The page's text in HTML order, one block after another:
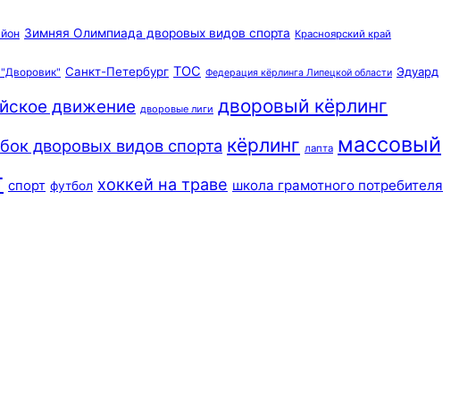
Зимняя Олимпиада дворовых видов спорта Красноярский край
Санкт-Петербург ТОС Федерация кёрлинга Липецкой области Эдуард
движение дворовые лиги дворовый кёрлинг
дворовых видов спорта кёрлинг лапта массовый
спорт футбол хоккей на траве школа грамотного потребителя